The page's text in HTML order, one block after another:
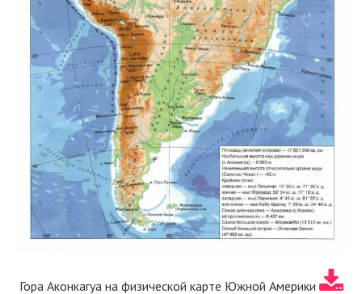
Гора Аконкагуа на физической карте Южной Америки